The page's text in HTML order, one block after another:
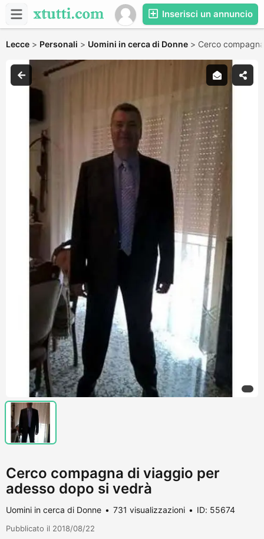
Inserisci un annuncio
Lecce > Personali > Uomini in cerca di Donne > Cerco
Cerco compagna di viaggio per
adesso dopo si vedrà
Uomini in cerca di Donne 731 visualizzazioni ID: 55674
Pubblicato il 2018/08/22